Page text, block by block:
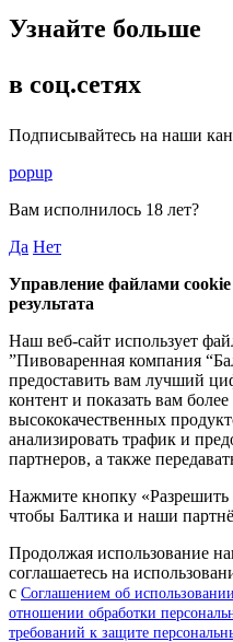
Узнайте больше
в соц.сетях
Подписывайтесь на наши
popup
Вам исполнилось 18 лет?
Да Нет
Управление файлами
результата
Наш веб-сайт использует
”Пивоваренная компания
предоставить вам лучший
контент и показать вам
высококачественных
анализировать трафик и
партнеров, а также
Нажмите кнопку «Разрешить
чтобы Балтика и наши
Продолжая использование
соглашаетесь на
с Соглашением об
отношении обработки
требований к защите